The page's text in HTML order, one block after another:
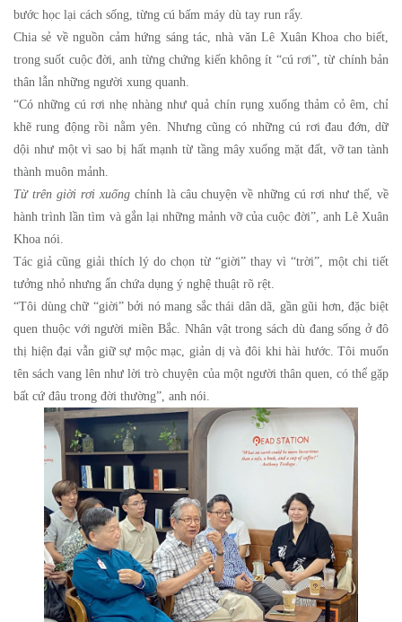
bước học lại cách sống, từng cú bấm máy dù tay run rẩy.
Chia sẻ về nguồn cảm hứng sáng tác, nhà văn Lê Xuân Khoa cho biết,
trong suốt cuộc đời, anh từng chứng kiến không ít “cú rơi”, từ chính bản
thân lẫn những người xung quanh.
“Có những cú rơi nhẹ nhàng như quả chín rụng xuống thảm cỏ êm, chỉ
khẽ rung động rồi nằm yên. Nhưng cũng có những cú rơi đau đớn, dữ
dội như một vì sao bị hất mạnh từ tầng mây xuống mặt đất, vỡ tan tành
thành muôn mảnh.
Từ trên giời rơi xuốngchính là câu chuyện về những cú rơi như thế, về
hành trình lần tìm và gắn lại những mảnh vỡ của cuộc đời”, anh Lê Xuân
Khoa nói.
Tác giả cũng giải thích lý do chọn từ “giời” thay vì “trời”, một chi tiết
tưởng nhỏ nhưng ẩn chứa dụng ý nghệ thuật rõ rệt.
“Tôi dùng chữ “giời” bởi nó mang sắc thái dân dã, gần gũi hơn, đặc biệt
quen thuộc với người miền Bắc. Nhân vật trong sách dù đang sống ở đô
thị hiện đại vẫn giữ sự mộc mạc, giản dị và đôi khi hài hước. Tôi muốn
tên sách vang lên như lời trò chuyện của một người thân quen, có thể gặp
bất cứ đâu trong đời thường”, anh nói.